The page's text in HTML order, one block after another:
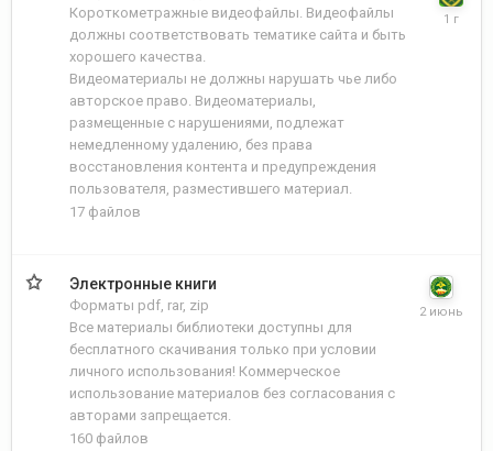
Короткометражные видеофайлы. Видеофайлы
должны соответствовать тематике сайта и быть
хорошего качества.
Видеоматериалы не должны нарушать чье либо
авторское право. Видеоматериалы,
размещенные с нарушениями, подлежат
немедленному удалению, без права
восстановления контента и предупреждения
пользователя, разместившего материал.
17 файлов
Электронные книги
Форматы pdf, rar, zip
Все материалы библиотеки доступны для
бесплатного скачивания только при условии
личного использования! Коммерческое
использование материалов без согласования с
авторами запрещается.
160 файлов